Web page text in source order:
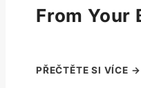
From Your